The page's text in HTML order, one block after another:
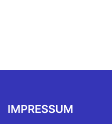
IMPRESSUM